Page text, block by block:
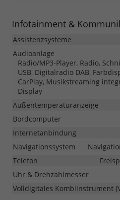
Infotainment &
Assistenzsysteme
Audioanlage
Radio/MP3-Player, Radio,
USB, Digitalradio DAB,
CarPlay, Musikstreaming
Display
Außentemperaturanzeige
Bordcomputer
Internetanbindung
Navigationssystem
Telefon
Uhr & Drehzahlmesser
Volldigitales Kombiinstrument